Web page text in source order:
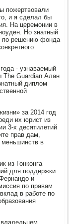
пожертвовали
и я сделал бы
На церемонии в
Но знатный
по решению фонда
- узнаваемый
The Guardian Алан
диплом
за 2014 год
их юрист из
3-х десятилетий
прав дам,
меньшинств в
из Гонконга
для поддержки
и
по правам
в работе по